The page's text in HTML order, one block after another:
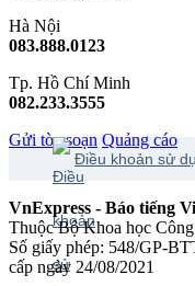
Hà Nội
083.888.0123
Tp. Hồ Chí Minh
082.233.3555
Gửi tòa soạn Quảng cáo
Điều khoản sử
VnExpress - Báo tiếng
Thuộc Bộ Khoa học
Số giấy phép: 548/GP-
cấp ngày 24/08/2021